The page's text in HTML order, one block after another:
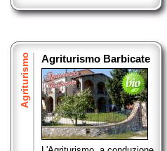
Agriturismo Agriturismo Barbicate